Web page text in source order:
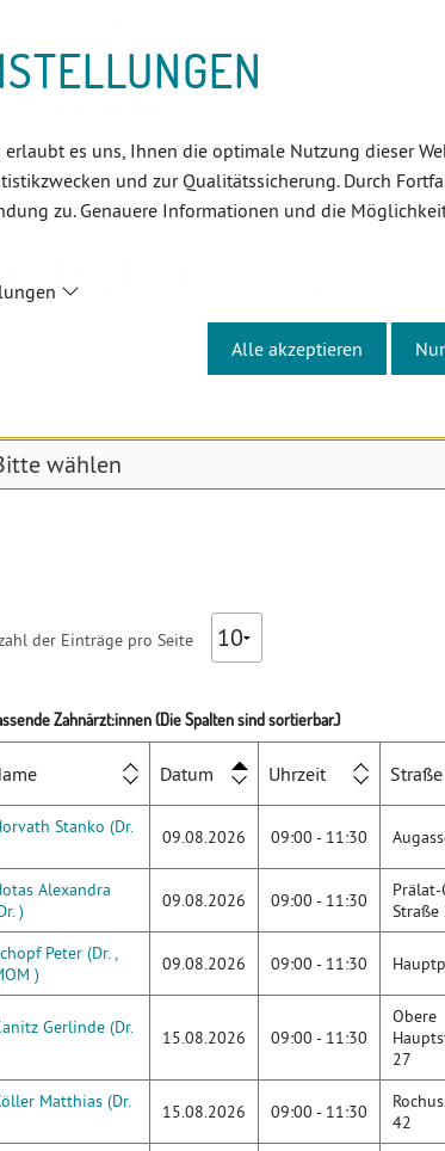
erlaubt es uns, Ihnen die optimale Nutzung dieser
und zur Qualitätssicherung. Durch
zu. Genauere Informationen und die
Alle akzeptieren
Burgenland PatientInnen Notdienstsuche
erfahren den aktuellen zahnärztlichen Notdienst im
der Einträge pro Seite
Zahnärzt:innen (Die Spalten sind sortierbar.)
Datum Uhrzeit Straße
Stanko (Dr.
09.08.2026 09:00 - 11:30
Alexandra
)
09.08.2026 09:00 - 11:30
Straße
Peter (Dr. ,
)
09.08.2026 09:00 - 11:30
Gerlinde (Dr.
15.08.2026 09:00 - 11:30
Obere
27
Matthias (Dr.
15.08.2026 09:00 - 11:30
42